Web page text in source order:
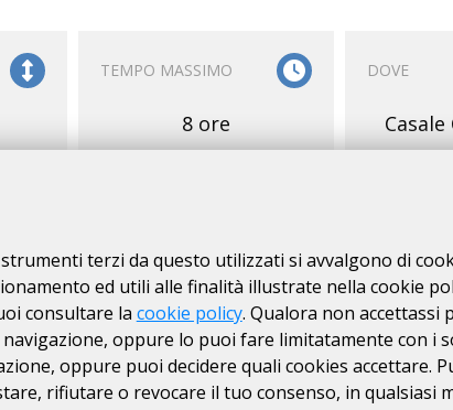
TEMPO MASSIMO
8 ore
DOVE
SERVIZI ISCRIZIONI
dal02/
500
terzi da questo utilizzati si avvalgono di
ed utili alle finalità illustrate nella cookie
consultare la cookie policy. Qualora non accettassi
oppure lo puoi fare limitatamente con i
oppure puoi decidere quali cookies accettare.
rifiutare o revocare il tuo consenso, in qualsiasi